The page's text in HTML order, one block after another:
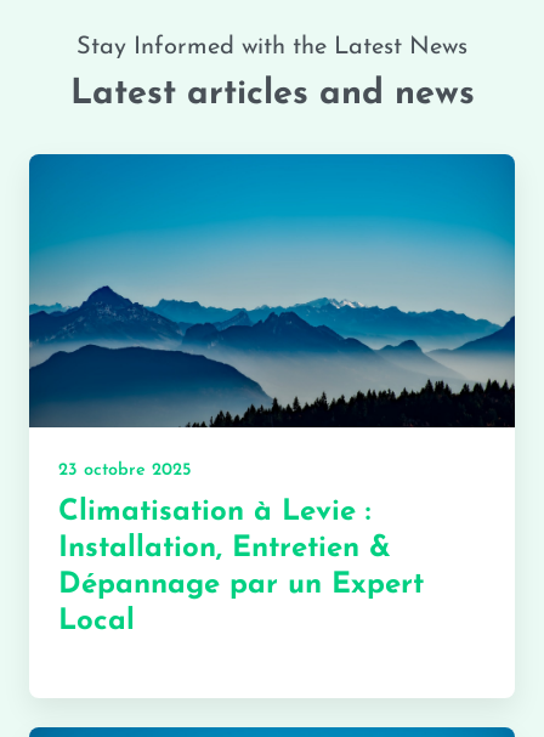
Stay Informed with the Latest News
Latest articles and news
23 octobre 2025
Climatisation à Levie :
Installation, Entretien &
Dépannage par un Expert
Local